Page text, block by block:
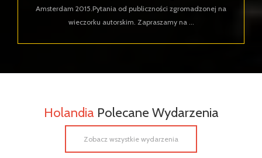
Amsterdam 2015.Pytania od publiczności zgromadzonej na
wieczorku autorskim. Zapraszamy na ...
Holandia Polecane Wydarzenia
Zobacz wszystkie wydarzenia